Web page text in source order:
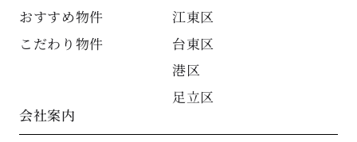
おすすめ物件
こだわり物件
江東区
台東区
港区
足立区
会社案内